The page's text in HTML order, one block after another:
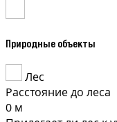
Природные объекты
Лес
Расстояние до леса
0 м